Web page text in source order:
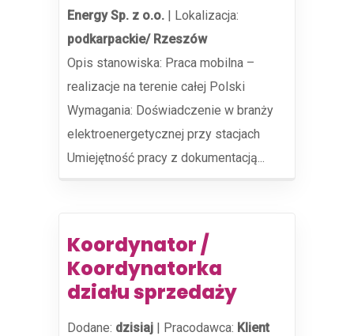
Energy Sp. z o.o. | Lokalizacja:
podkarpackie/ Rzeszów
Opis stanowiska: Praca mobilna –
realizacje na terenie całej Polski
Wymagania: Doświadczenie w branży
elektroenergetycznej przy stacjach
Umiejętność pracy z dokumentacją...
Koordynator /
Koordynatorka
działu sprzedaży
Dodane: dzisiaj | Pracodawca: Klient